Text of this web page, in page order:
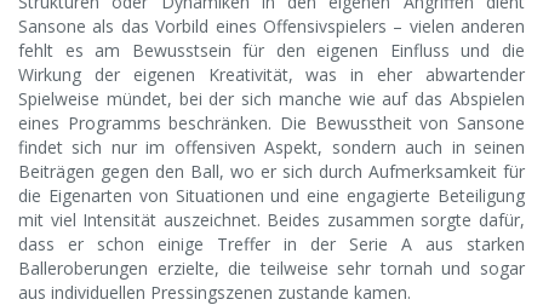
Sansone als das Vorbild eines Offensivspielers – vielen anderen
fehlt es am Bewusstsein für den eigenen Einfluss und die
Wirkung der eigenen Kreativität, was in eher abwartender
Spielweise mündet, bei der sich manche wie auf das Abspielen
eines Programms beschränken. Die Bewusstheit von Sansone
findet sich nur im offensiven Aspekt, sondern auch in seinen
Beiträgen gegen den Ball, wo er sich durch Aufmerksamkeit für
die Eigenarten von Situationen und eine engagierte Beteiligung
mit viel Intensität auszeichnet. Beides zusammen sorgte dafür,
dass er schon einige Treffer in der Serie A aus starken
Balleroberungen erzielte, die teilweise sehr tornah und sogar
aus individuellen Pressingszenen zustande kamen.